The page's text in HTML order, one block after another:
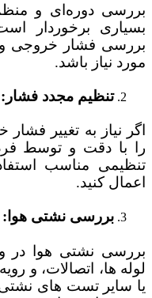
بررسی دوره‌ای و منظم
بسیاری برخوردار
بررسی فشار خروجی و
مورد نیاز باشد.
تنظیم مجدد فشار:
اگر نیاز به تغییر
را با دقت و توسط فرد
تنظیمی مناسب
اعمال کنید.
بررسی نشتی هوا:
بررسی نشتی هوا در
لوله‌ ها، اتصالات، و
یا سایر تست‌ های